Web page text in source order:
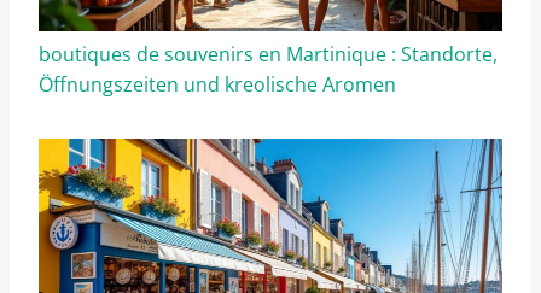
boutiques de souvenirs en Martinique : Standorte,
Öffnungszeiten und kreolische Aromen